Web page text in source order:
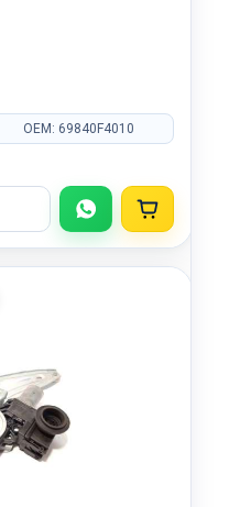
OEM: 69840F4010